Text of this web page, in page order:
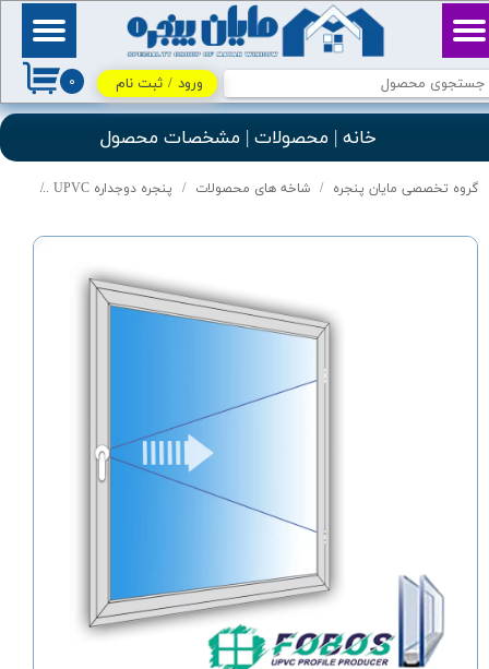
بِسْمِ ٱللَّٰهِ ٱلرَّحْمَٰنِ
ٱلرَّحِيمِ / اللهم اكفني
بحلالك عن حرامك، وأغنني
بفضلك عمَّن سواك
۰ ورود / ثبت نام
حساب کاربری من
تغییر گذر واژه
خروج از حساب کاربری
خانه | محصولات | مشخصات محصول
گروه تخصصی مایان پنجره شاخه های محصولات پنجره دوجداره UPVC